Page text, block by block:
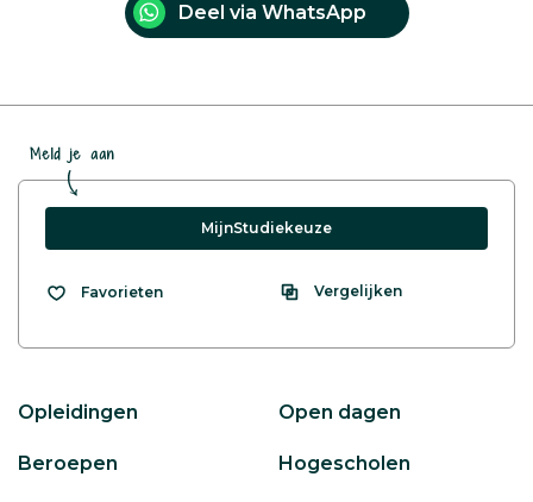
Deel via WhatsApp
Meld je aan
MijnStudiekeuze
Favorieten Vergelijken
Opleidingen Open dagen
Beroepen Hogescholen